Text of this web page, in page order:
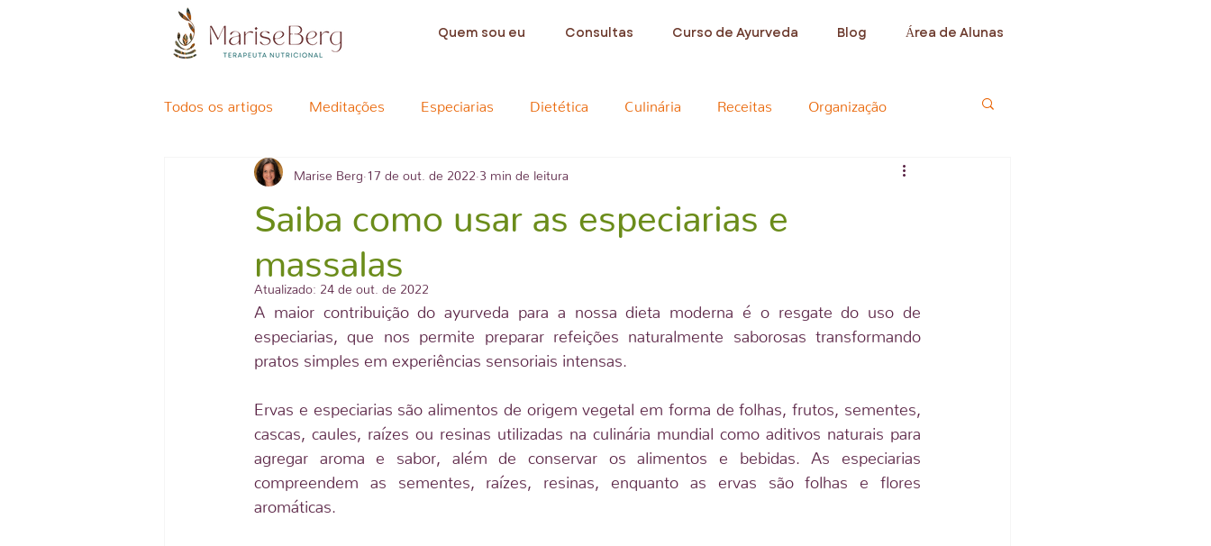
Quem sou eu Consultas Curso de Ayurveda Blog Área de Alunas
Todos os artigos Meditações Especiarias Dietética Culinária Receitas Organização
Suplementos Dinacharya - rotinas Massagem
Nutrição Terapeutica Eixo intestino-cérebro-metabolismo
Saiba como usar as especiarias e
massalas
Marise Berg 17 de out. de 2022 3 min de leitura
Atualizado: 24 de out. de 2022
A maior contribuição do ayurveda para a nossa dieta moderna é o resgate do uso de
especiarias, que nos permite preparar refeições naturalmente saborosas transformando
pratos simples em experiências sensoriais intensas.
Ervas e especiarias são alimentos de origem vegetal em forma de folhas, frutos, sementes,
cascas, caules, raízes ou resinas utilizadas na culinária mundial como aditivos naturais para
agregar aroma e sabor, além de conservar os alimentos e bebidas. As especiarias
compreendem as sementes, raízes, resinas, enquanto as ervas são folhas e flores
aromáticas.